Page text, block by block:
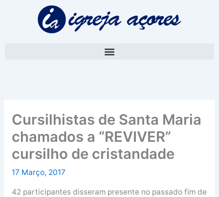
Cursilhistas de Santa Maria
chamados a “REVIVER”
cursilho de cristandade
17 Março, 2017
42 participantes disseram presente no passado fim de